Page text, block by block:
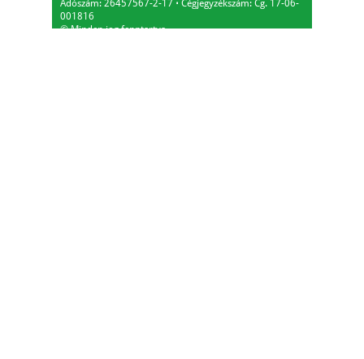
Adószám: 26457567-2-17 ⋅ Cégjegyzékszám: Cg. 17-06-
001816
© Minden jog fenntartva.